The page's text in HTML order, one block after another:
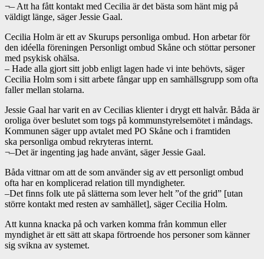
¬– Att ha fått kontakt med Cecilia är det bästa som hänt mig på
väldigt länge, säger Jessie Gaal.
Cecilia Holm är ett av Skurups personliga ombud. Hon arbetar för
den idéella föreningen Personligt ombud Skåne och stöttar personer
med psykisk ohälsa.
– Hade alla gjort sitt jobb enligt lagen hade vi inte behövts, säger
Cecilia Holm som i sitt arbete fångar upp en samhällsgrupp som ofta
faller mellan stolarna.
Jessie Gaal har varit en av Cecilias klienter i drygt ett halvår. Båda är
oroliga över beslutet som togs på kommunstyrelsemötet i måndags.
Kommunen säger upp avtalet med PO Skåne och i framtiden
ska personliga ombud rekryteras internt.
¬–Det är ingenting jag hade använt, säger Jessie Gaal.
Båda vittnar om att de som använder sig av ett personligt ombud
ofta har en komplicerad relation till myndigheter.
–Det finns folk ute på slätterna som lever helt ”of the grid” [utan
större kontakt med resten av samhället], säger Cecilia Holm.
Att kunna knacka på och varken komma från kommun eller
myndighet är ett sätt att skapa förtroende hos personer som känner
sig svikna av systemet.